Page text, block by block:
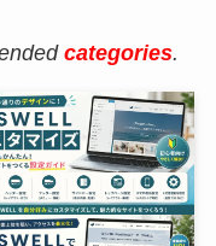
categories.